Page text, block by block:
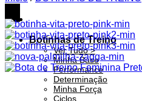
Botinhas de Treino
Ver Tudo >
Minha Base
Performance
Determinação
Minha Força
Ciclos